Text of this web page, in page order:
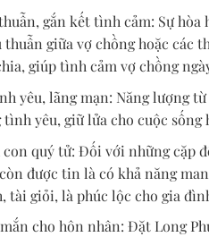
gắn kết tình cảm: Sự
thuẫn giữa vợ chồng hoặc các
giúp tình cảm vợ chồng
yêu, lãng mạn: Năng lượng
yêu, giữ lửa cho cuộc
con quý tử: Đối với những cặp
được tin là có khả năng
tài giỏi, là phúc lộc cho gia
cho hôn nhân: Đặt Long